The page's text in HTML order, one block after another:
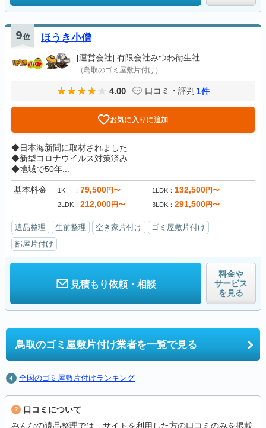
9位 ほうき小僧
[運営会社] 有限会社みつわ衛生社
（鳥取のゴミ屋敷片付け）
4.00 口コミ・評判 1件
お気に入りに追加
◆日本海新聞に取材されました
◆新型コロナウイルス対策済み
◆地域で50年...
基本料金 1K 79,500円〜 1LDK 132,500円〜
2LDK 212,000円〜 3LDK 291,500円〜
遺品整理 生前整理 空き家片付け
ゴミ屋敷片付け
部屋片付け
見積もり依頼・相談
料金や
サービス
を見る
鳥取のゴミ屋敷片付け業者を一覧で見る
全国のゴミ屋敷片付けランキング
口コミについて
みんなの遺品整理では、サイトを利用した方の口コミのみを掲載